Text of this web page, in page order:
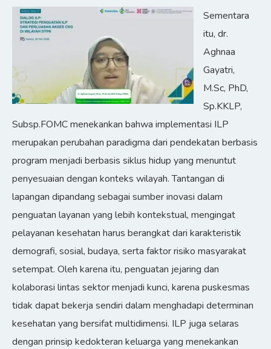
Sementara
itu, dr.
Aghnaa
Gayatri,
M.Sc, PhD,
Sp.KKLP,
Subsp.FOMC menekankan bahwa implementasi ILP
merupakan perubahan paradigma dari pendekatan berbasis
program menjadi berbasis siklus hidup yang menuntut
penyesuaian dengan konteks wilayah. Tantangan di
lapangan dipandang sebagai sumber inovasi dalam
penguatan layanan yang lebih kontekstual, mengingat
pelayanan kesehatan harus berangkat dari karakteristik
demografi, sosial, budaya, serta faktor risiko masyarakat
setempat. Oleh karena itu, penguatan jejaring dan
kolaborasi lintas sektor menjadi kunci, karena puskesmas
tidak dapat bekerja sendiri dalam menghadapi determinan
kesehatan yang bersifat multidimensi. ILP juga selaras
dengan prinsip kedokteran keluarga yang menekankan